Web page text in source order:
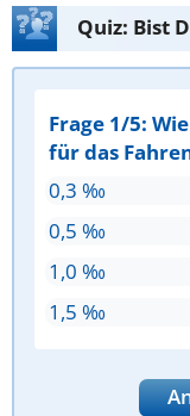
Quiz: Bist
Frage 1/5:
für das
0,3 ‰
0,5 ‰
1,0 ‰
1,5 ‰